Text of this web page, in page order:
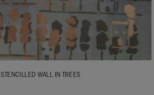
STENCILLED WALL IN TREES